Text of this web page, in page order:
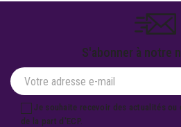
S'abonner à notre
Je souhaite recevoir des actualités
de la part d'ECP.